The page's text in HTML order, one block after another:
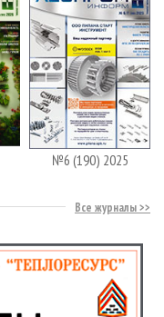
№6 (190) 2025
Все журналы